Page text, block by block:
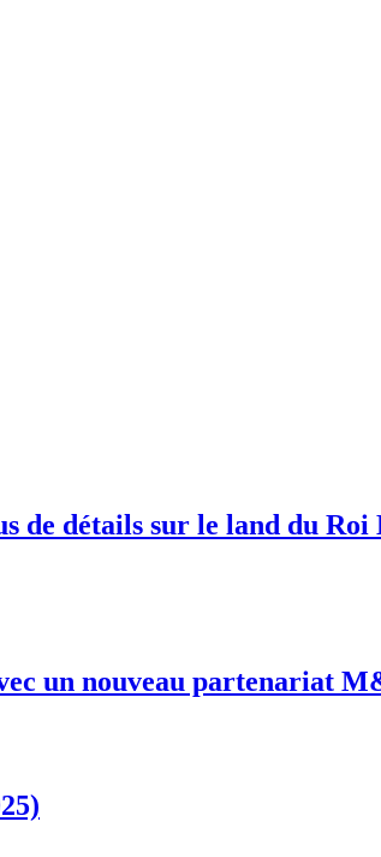
détails sur le land du Roi
un nouveau partenariat